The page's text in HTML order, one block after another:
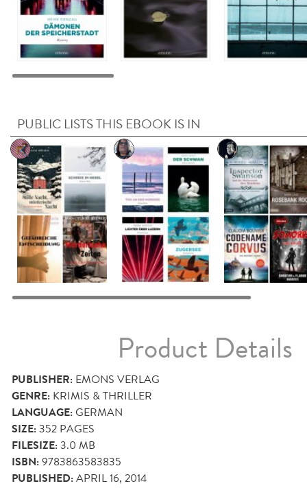
PUBLIC LISTS THIS EBOOK IS IN
Product Details
PUBLISHER: EMONS VERLAG
GENRE: KRIMIS & THRILLER
LANGUAGE:GERMAN
SIZE:352 PAGES
FILESIZE:3.0 MB
ISBN:9783863583835
PUBLISHED:APRIL 16, 2014